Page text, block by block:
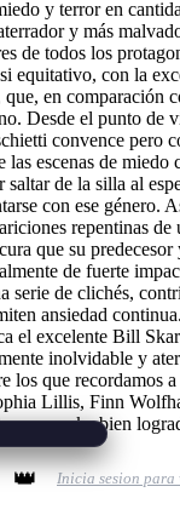
y terror en
y más
de todos los
equitativo, con la
en comparación
Desde el punto de
convence pero
las escenas de miedo
saltar de la silla al
con ese género.
repentinas
que su
de fuerte
serie de clichés,
ansiedad
el excelente Bill
inolvidable y
los que recordamos
Lillis, Finn
un remake bien
👑 Inicia sesion para